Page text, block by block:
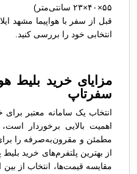
۵۵×۴۰×۲۳ سانتی‌متر)
قبل از سفر با هواپیما مشهد
انتخابی خود را بررسی کنید.
مزایای خرید بلیط
سفرتاپ
انتخاب یک سامانه معتبر برای
اهمیت بالایی برخوردار
مطمئن و مقرون‌به‌صرفه را
از بهترین پلتفرم‌های خرید
مقایسه قیمت‌ها، انتخاب از